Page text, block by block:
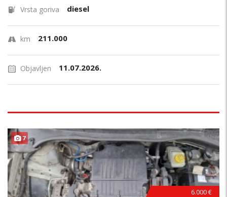
Vrsta goriva diesel
km 211.000
Objavljen 11.07.2026.
7
6.000 €